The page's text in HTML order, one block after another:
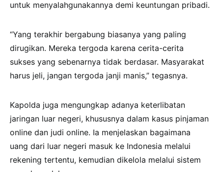
untuk menyalahgunakannya demi keuntungan pribadi.
“Yang terakhir bergabung biasanya yang paling
dirugikan. Mereka tergoda karena cerita-cerita
sukses yang sebenarnya tidak berdasar. Masyarakat
harus jeli, jangan tergoda janji manis,” tegasnya.
Kapolda juga mengungkap adanya keterlibatan
jaringan luar negeri, khususnya dalam kasus pinjaman
online dan judi online. Ia menjelaskan bagaimana
uang dari luar negeri masuk ke Indonesia melalui
rekening tertentu, kemudian dikelola melalui sistem